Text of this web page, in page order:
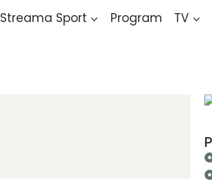
Streama Sport Program TV